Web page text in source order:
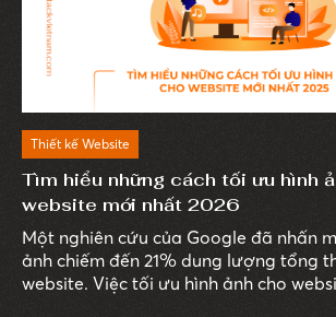
Thiết kế Website
Tìm hiểu những cách tối ưu hình
website mới nhất 2026
Một nghiên cứu của Google đã nhấn
ảnh chiếm đến 21% dung lượng tổng
website. Việc tối ưu hình ảnh cho